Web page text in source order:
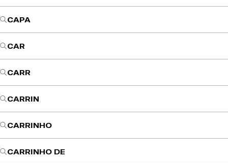
CAPA
CAR
CARR
CARRIN
CARRINHO
CARRINHO DE